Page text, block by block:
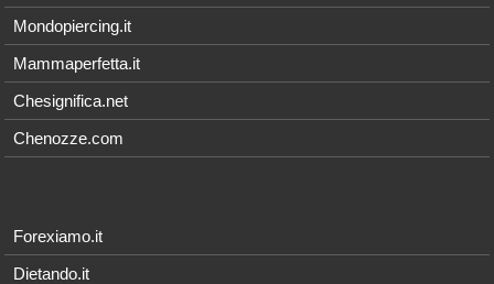
Mondopiercing.it
Mammaperfetta.it
Chesignifica.net
Chenozze.com
Forexiamo.it
Dietando.it